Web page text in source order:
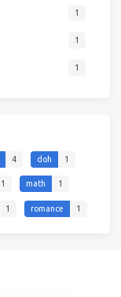
1
1
1
4 doh 1
1 math 1
1 romance 1